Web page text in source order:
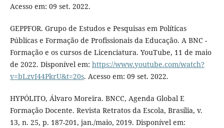
Acesso em: 09 set. 2022.
GEPPFOR. Grupo de Estudos e Pesquisas em Políticas
Públicas e Formação de Profissionais da Educação. A BNC -
Formação e os cursos de Licenciatura. YouTube, 11 de maio
de 2022. Disponível em: https://www.youtube.com/watch?
v=bLzvI44PkrU&t=20s. Acesso em: 09 set. 2022.
HYPÓLITO, Álvaro Moreira. BNCC, Agenda Global E
Formação Docente. Revista Retratos da Escola, Brasília, v.
13, n. 25, p. 187-201, jan./maio, 2019. Disponível em: